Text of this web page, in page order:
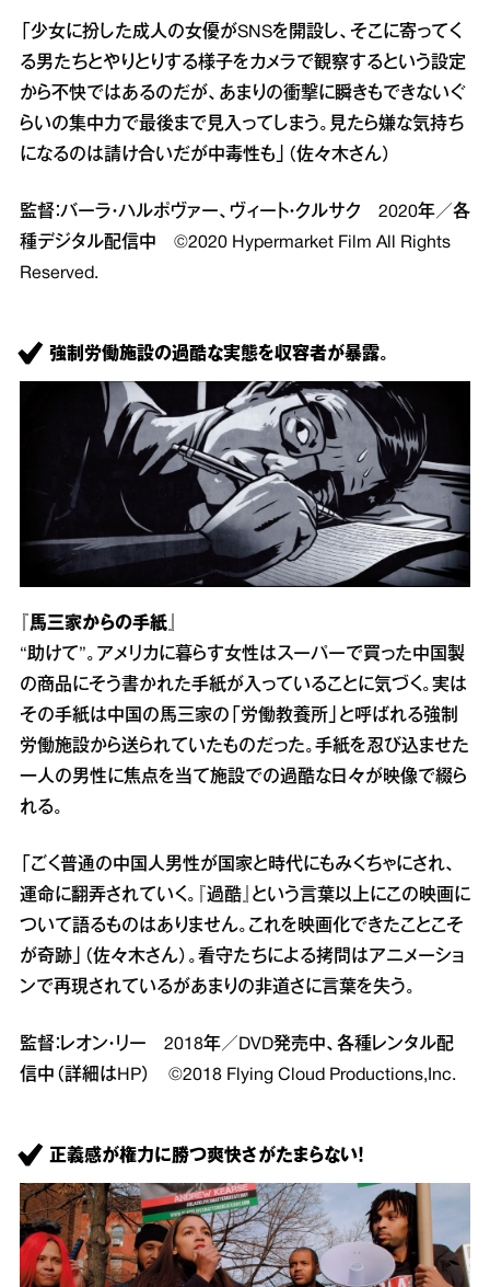
「少女に扮した成人の女優がSNSを開設し、そこに寄ってく
る男たちとやりとりする様子をカメラで観察するという設定
から不快ではあるのだが、あまりの衝撃に瞬きもできないぐ
らいの集中力で最後まで見入ってしまう。見たら嫌な気持ち
になるのは請け合いだが中毒性も」（佐々木さん）
監督：バーラ・ハルポヴァー、ヴィート・クルサク 2020年／各
種デジタル配信中 ©2020 Hypermarket Film All Rights
Reserved.
強制労働施設の過酷な実態を収容者が暴露。
『馬三家からの手紙』
“助けて”。アメリカに暮らす女性はスーパーで買った中国製
の商品にそう書かれた手紙が入っていることに気づく。実は
その手紙は中国の馬三家の「労働教養所」と呼ばれる強制
労働施設から送られていたものだった。手紙を忍び込ませた
一人の男性に焦点を当て施設での過酷な日々が映像で綴ら
れる。
「ごく普通の中国人男性が国家と時代にもみくちゃにされ、
運命に翻弄されていく。『過酷』という言葉以上にこの映画に
ついて語るものはありません。これを映画化できたことこそ
が奇跡」（佐々木さん）。看守たちによる拷問はアニメーショ
ンで再現されているがあまりの非道さに言葉を失う。
監督：レオン・リー 2018年／DVD発売中、各種レンタル配
信中（詳細はHP） ©2018 Flying Cloud Productions,Inc.
正義感が権力に勝つ爽快さがたまらない！